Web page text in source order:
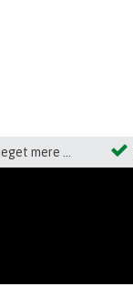
mere ...